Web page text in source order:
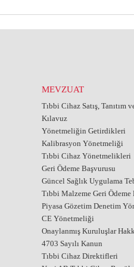
MEVZUAT
Tıbbi Cihaz Satış, Tanıtım
Kılavuz
Yönetmeliğin Getirdikleri
Kalibrasyon Yönetmeliği
Tıbbi Cihaz Yönetmelikleri
Geri Ödeme Başvurusu
Güncel Sağlık Uygulama
Tıbbi Malzeme Geri Ödeme
Piyasa Gözetim Denetim
CE Yönetmeliği
Onaylanmış Kuruluşlar
4703 Sayılı Kanun
Tıbbi Cihaz Direktifleri